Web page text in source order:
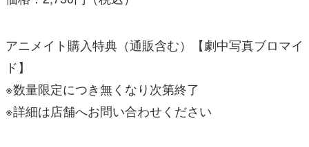
アニメイト購入特典（通販含む）【劇中写真ブロマイ
ド】
※数量限定につき無くなり次第終了
※詳細は店舗へお問い合わせください